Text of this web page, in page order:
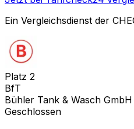
Ein Vergleichsdienst der
Platz 2
BfT
Bühler Tank & Wasch GmbH
Geschlossen